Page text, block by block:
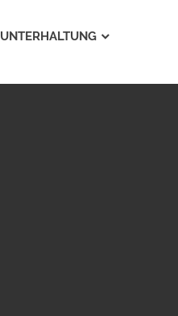
UNTERHALTUNG